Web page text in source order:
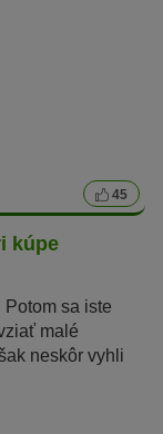
45
kúpe
Potom sa iste
malé
neskôr vyhli